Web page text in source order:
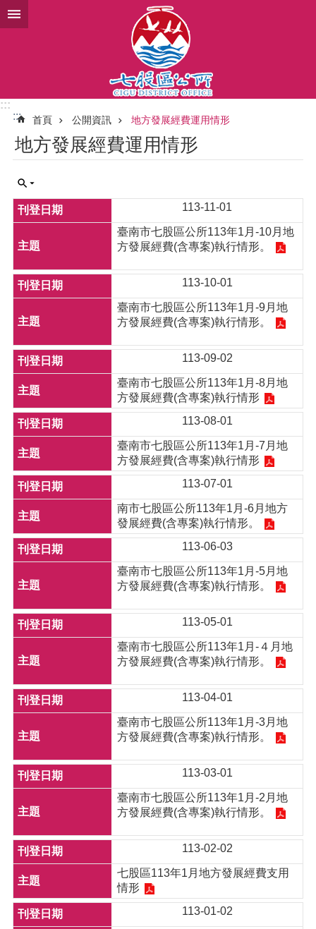
跳到主要內容區塊
:::
:::
首頁 公開資訊 地方發展經費運用情形
地方發展經費運用情形
113-11-01
臺南市七股區公所113年1月-10月地
方發展經費(含專案)執行情形。
113-10-01
臺南市七股區公所113年1月-9月地
方發展經費(含專案)執行情形。
113-09-02
臺南市七股區公所113年1月-8月地
方發展經費(含專案)執行情形
113-08-01
臺南市七股區公所113年1月-7月地
方發展經費(含專案)執行情形
113-07-01
南市七股區公所113年1月-6月地方
發展經費(含專案)執行情形。
113-06-03
臺南市七股區公所113年1月-5月地
方發展經費(含專案)執行情形。
113-05-01
臺南市七股區公所113年1月-４月地
方發展經費(含專案)執行情形。
113-04-01
臺南市七股區公所113年1月-3月地
方發展經費(含專案)執行情形。
113-03-01
臺南市七股區公所113年1月-2月地
方發展經費(含專案)執行情形。
113-02-02
七股區113年1月地方發展經費支用
情形
113-01-02